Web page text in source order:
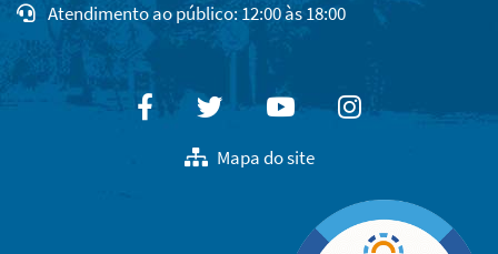
Atendimento ao público: 12:00 às 18:00
FacebookTwitterYoutubeInstagram
Mapa do site